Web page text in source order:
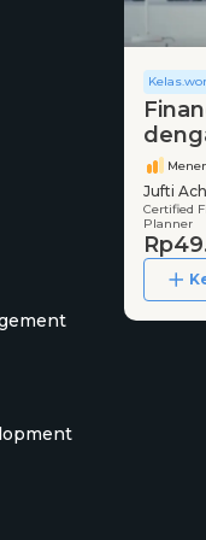
Ala
Jufti
QWP®,
Certified
Planner